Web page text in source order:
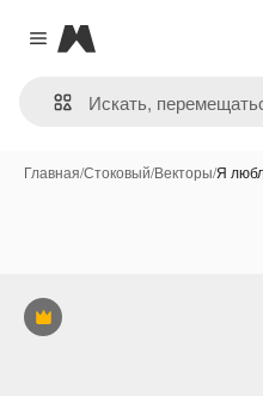
Close menu
Magnific
Главная/Стоковый/Векторы/Я
Премиум